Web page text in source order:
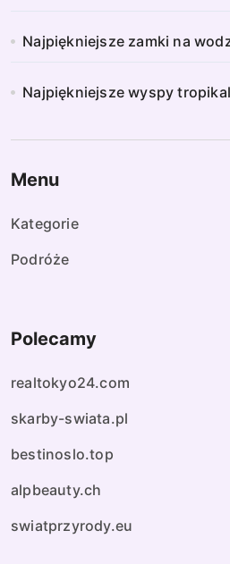
Najpiękniejsze zamki na
Najpiękniejsze wyspy
Menu
Kategorie
Podróże
Polecamy
realtokyo24.com
skarby-swiata.pl
bestinoslo.top
alpbeauty.ch
swiatprzyrody.eu